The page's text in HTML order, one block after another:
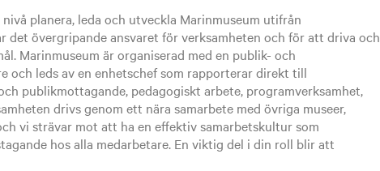
planera, leda och utveckla Marinmuseum utifrån
det övergripande ansvaret för verksamheten och för att driva och
Marinmuseum är organiserad med en publik- och
och leds av en enhetschef som rapporterar direkt till
publikmottagande, pedagogiskt arbete, programverksamhet,
drivs genom ett nära samarbete med övriga museer,
vi strävar mot att ha en effektiv samarbetskultur som
hos alla medarbetare. En viktig del i din roll blir att